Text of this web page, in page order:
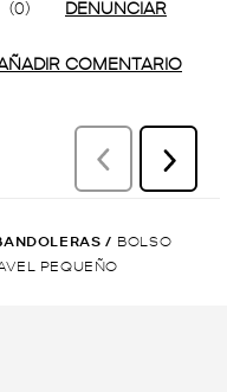
/ BOLSO
PEQUEÑO